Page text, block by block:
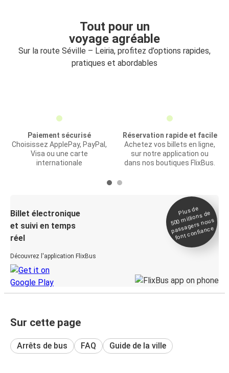
Tout pour un
voyage agréable
Sur la route Séville – Leiria, profitez d’options rapides,
pratiques et abordables
Paiement sécurisé
Choisissez ApplePay, PayPal,
Visa ou une carte
internationale
Réservation rapide et facile
Achetez vos billets en ligne,
sur notre application ou
dans nos boutiques FlixBus.
Billet électronique
et suivi en temps
réel
Découvrez l'application FlixBus
Plus de
500
millions de
passagers nous
font confiance
Sur cette page
Arrêts de bus FAQ Guide de la ville